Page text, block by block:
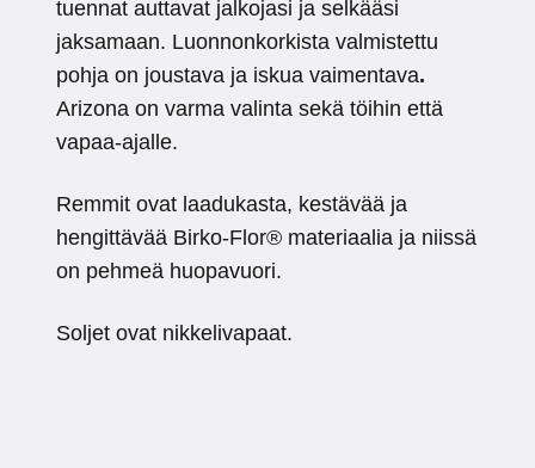
tuennat auttavat jalkojasi ja selkääsi
jaksamaan. Luonnonkorkista valmistettu
pohja on joustava ja iskua vaimentava.
Arizona on varma valinta sekä töihin että
vapaa-ajalle.
Remmit ovat laadukasta, kestävää ja
hengittävää Birko-Flor® materiaalia ja niissä
on pehmeä huopavuori.
Soljet ovat nikkelivapaat.